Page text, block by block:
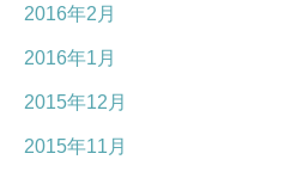
2016年2月
2016年1月
2015年12月
2015年11月